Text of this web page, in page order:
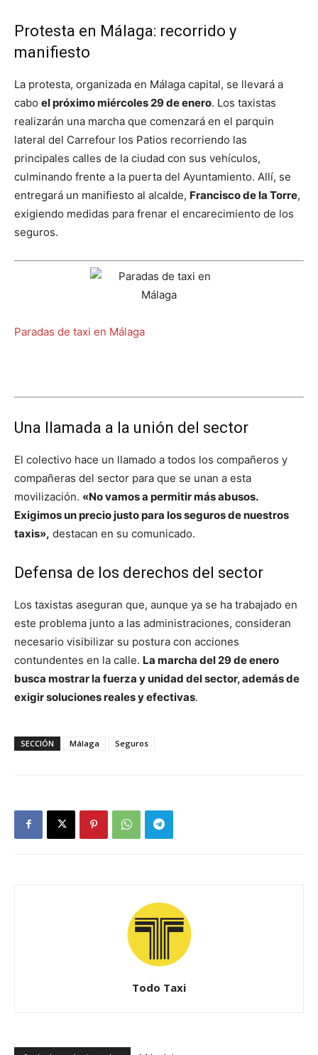
Protesta en Málaga: recorrido y
manifiesto
La protesta, organizada en Málaga capital, se llevará a
cabo el próximo miércoles 29 de enero. Los taxistas
realizarán una marcha que comenzará en el parquin
lateral del Carrefour los Patios recorriendo las
principales calles de la ciudad con sus vehículos,
culminando frente a la puerta del Ayuntamiento. Allí, se
entregará un manifiesto al alcalde, Francisco de la Torre,
exigiendo medidas para frenar el encarecimiento de los
seguros.
Paradas de taxi en Málaga
Una llamada a la unión del sector
El colectivo hace un llamado a todos los compañeros y
compañeras del sector para que se unan a esta
movilización. «No vamos a permitir más abusos.
Exigimos un precio justo para los seguros de nuestros
taxis», destacan en su comunicado.
Defensa de los derechos del sector
Los taxistas aseguran que, aunque ya se ha trabajado en
este problema junto a las administraciones, consideran
necesario visibilizar su postura con acciones
contundentes en la calle. La marcha del 29 de enero
busca mostrar la fuerza y unidad del sector, además de
exigir soluciones reales y efectivas.
SECCIÓN Málaga Seguros
Todo Taxi